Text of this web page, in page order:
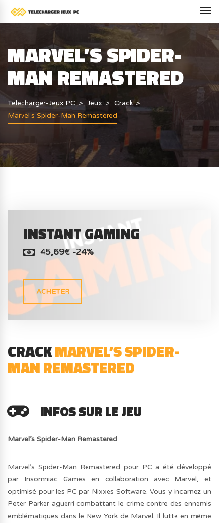
MARVEL’S SPIDER-
MAN REMASTERED
Telecharger-Jeux PC Jeux
Crack
Marvel’s Spider-Man Remastered
INSTANT GAMING
45,69€ -24%
ACHETER
CRACKMARVEL’S SPIDER-
MAN REMASTERED
INFOS SUR LE JEU
Marvel’s Spider-Man Remastered
Marvel’s Spider-Man Remastered pour PC a été développé
par Insomniac Games en collaboration avec Marvel, et
optimisé pour les PC par Nixxes Software. Vous y incarnez un
Peter Parker aguerri combattant le crime contre des ennemis
emblématiques dans le New York de Marvel. Il lutte en même